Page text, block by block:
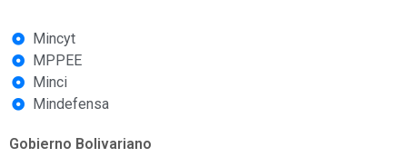
Mincyt
MPPEE
Minci
Mindefensa
Gobierno Bolivariano